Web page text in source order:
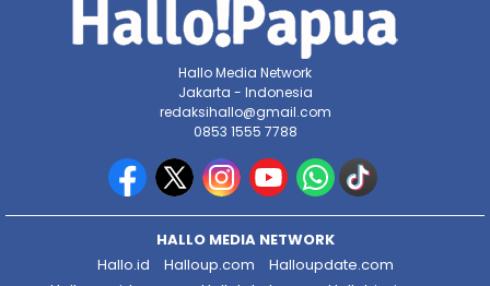
Hallo Media Network
Jakarta - Indonesia
redaksihallo@gmail.com
0853 1555 7788
HALLO MEDIA NETWORK
Hallo.id
Halloup.com
Halloupdate.com